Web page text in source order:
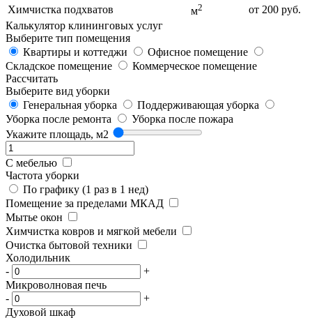
Химчистка подхватов
м2
от 200 руб.
Калькулятор клининговых услуг
Выберите тип помещения
Квартиры и коттеджи
Офисное помещение
Складское помещение
Коммерческое помещение
Рассчитать
Выберите вид уборки
Генеральная уборка
Поддерживающая уборка
Уборка после ремонта
Уборка после пожара
Укажите площадь, м2
С мебелью
Частота уборки
По графику (1 раз в 1 нед)
Помещение за пределами МКАД
Мытье окон
Химчистка ковров и мягкой мебели
Очистка бытовой техники
Холодильник
-
+
Микроволновая печь
-
+
Духовой шкаф